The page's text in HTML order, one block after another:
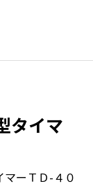
タイマ
ーＴＤ-４０